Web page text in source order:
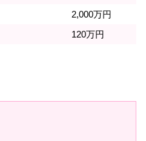
2,000万円
120万円